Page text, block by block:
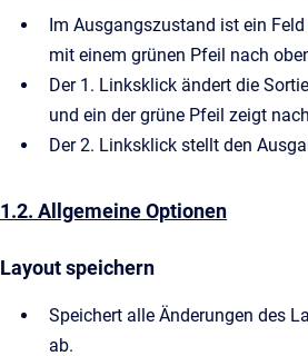
Im Ausgangszustand ist ein
mit einem grünen Pfeil nach
Der 1. Linksklick ändert die
und ein der grüne Pfeil zeigt
Der 2. Linksklick stellt den
1.2. Allgemeine Optionen
Layout speichern
Speichert alle Änderungen des
ab.